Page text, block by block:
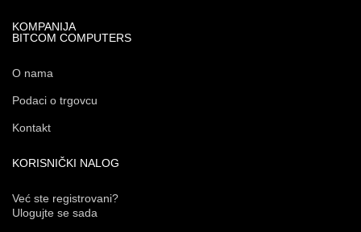
KOMPANIJA
BITCOM COMPUTERS
O nama
Podaci o trgovcu
Kontakt
KORISNIČKI NALOG
Već ste registrovani?
Ulogujte se sada